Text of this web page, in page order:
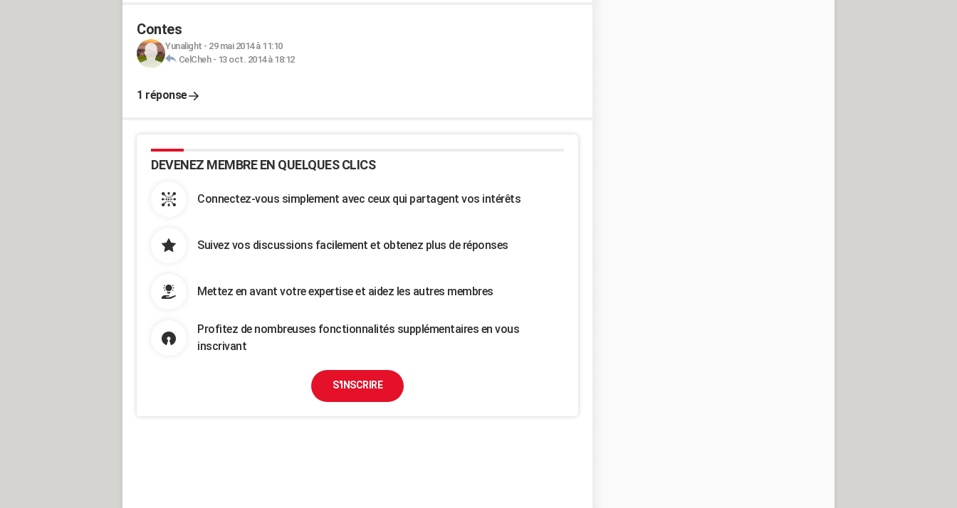
Contes
Yunalight - 29 mai 2014 à 11:10
CelCheh- 13 oct. 2014 à 18:12
1 réponse
DEVENEZ MEMBRE EN QUELQUES CLICS
Connectez-vous simplement avec ceux qui partagent vos intérêts
Suivez vos discussions facilement et obtenez plus de réponses
Mettez en avant votre expertise et aidez les autres membres
Profitez de nombreuses fonctionnalités supplémentaires en vous
inscrivant
S'INSCRIRE